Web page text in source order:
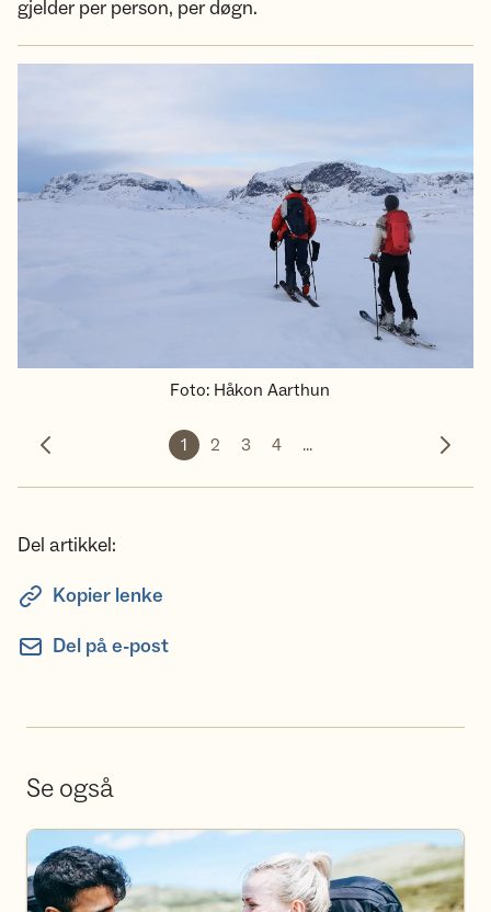
gjelder per person, per døgn.
Foto: Håkon Aarthun
Forrige bilde
1 2 3 4 ...
Del artikkel:
Kopier lenke
Del på e-post
Se også
Bli frivillig